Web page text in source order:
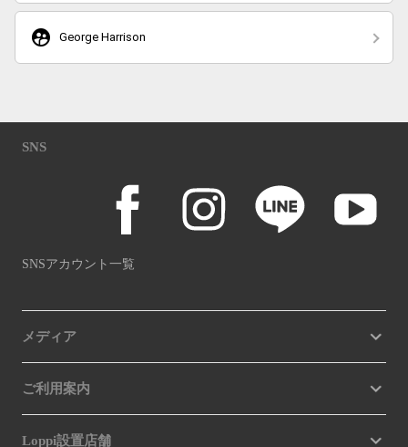
supervised_user_circle George Harrison
SNS
SNSアカウント一覧
メディア
ご利用案内
Loppi設置店舗